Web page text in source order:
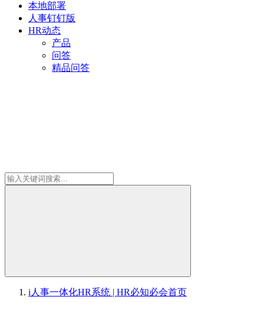
本地部署
人事钉钉版
HR动态
产品
问答
精品问答
i人事一体化HR系统 | HR必知必会首页